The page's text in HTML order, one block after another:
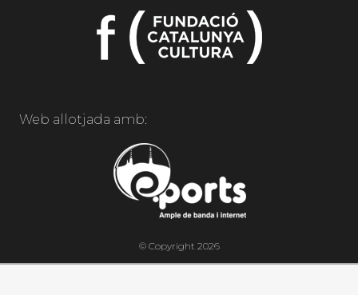
Web allotjada amb:
© Copyright 2026